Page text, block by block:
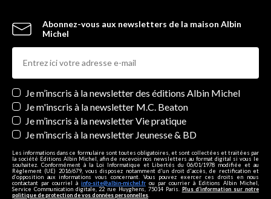
Abonnez-vous aux newsletters de la maison Albin
Michel
Newsletters
Je m’inscris à la newsletter des éditions Albin Michel
Je m'inscris à la newsletter M.C. Beaton
Je m’inscris à la newsletter Vie pratique
Je m’inscris à la newsletter Jeunesse & BD
Les informations dans ce formulaire sont toutes obligatoires, et sont collectées et traitées par
la société Editions Albin Michel, afin de recevoir nos newsletters au format digital si vous le
souhaitez. Conformément à la Loi Informatique et Libertés du 06/01/1978 modifiée et au
Règlement (UE) 2016/679, vous disposez notamment d'un droit d'accès, de rectification et
d’opposition aux informations vous concernant. Vous pouvez exercer ces droits en nous
contactant par courriel à info-site@albin-michel.fr ou par courrier à Editions Albin Michel,
Service Communication digitale, 22 rue Huyghens, 75014 Paris. Plus d’information sur notre
politique de protection de vos données personnelles